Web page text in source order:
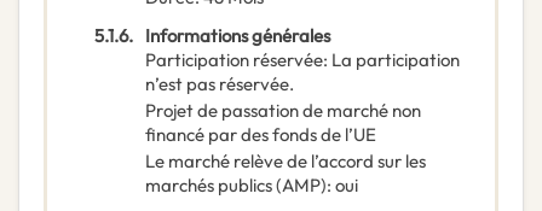
5.1.6. Informations générales
Participation réservée: La participation
n’est pas réservée.
Projet de passation de marché non
financé par des fonds de l’UE
Le marché relève de l’accord sur les
marchés publics (AMP): oui